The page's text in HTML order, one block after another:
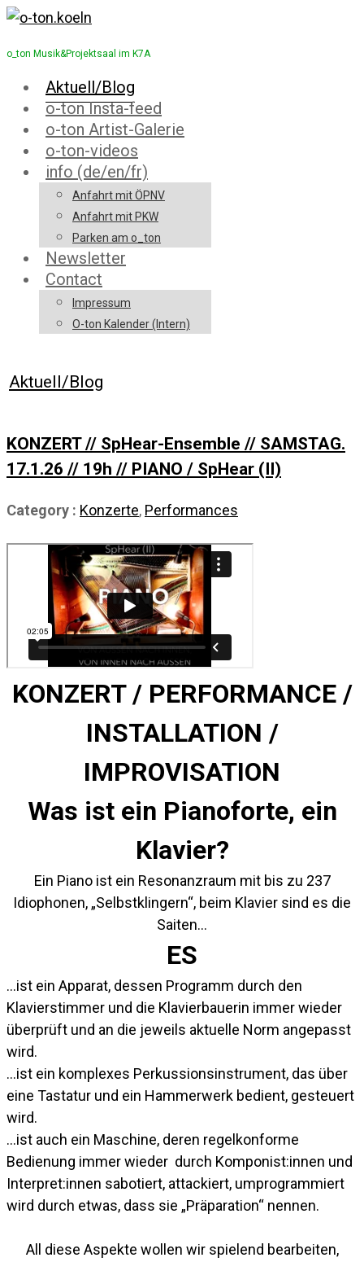
o_ton Musik&Projektsaal im K7A
Aktuell/Blog
o-ton Insta-feed
o-ton Artist-Galerie
o-ton-videos
info (de/en/fr)
Anfahrt mit ÖPNV
Anfahrt mit PKW
Parken am o_ton
Newsletter
Contact
Impressum
O-ton Kalender (Intern)
Aktuell/Blog
KONZERT // SpHear-Ensemble // SAMSTAG.
17.1.26 // 19h // PIANO / SpHear (II)
Category : Konzerte, Performances
KONZERT / PERFORMANCE /
INSTALLATION /
IMPROVISATION
Was ist ein Pianoforte, ein
Klavier?
Ein Piano ist ein Resonanzraum mit bis zu 237
Idiophonen, „Selbstklingern“, beim Klavier sind es die
Saiten…
ES
…ist ein Apparat, dessen Programm durch den
Klavierstimmer und die Klavierbauerin immer wieder
überprüft und an die jeweils aktuelle Norm angepasst
wird.
…ist ein komplexes Perkussionsinstrument, das über
eine Tastatur und ein Hammerwerk bedient, gesteuert
wird.
…ist auch ein Maschine, deren regelkonforme
Bedienung immer wieder durch Komponist:innen und
Interpret:innen sabotiert, attackiert, umprogrammiert
wird durch etwas, dass sie „Präparation“ nennen.
All diese Aspekte wollen wir spielend bearbeiten,